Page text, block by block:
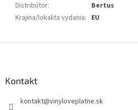
Distribútor:
Bertus
Krajina/lokalita vydania: EU
Kontakt
kontakt@vinyloveplatne.sk